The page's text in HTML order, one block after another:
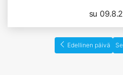
su
Edellinen päivä